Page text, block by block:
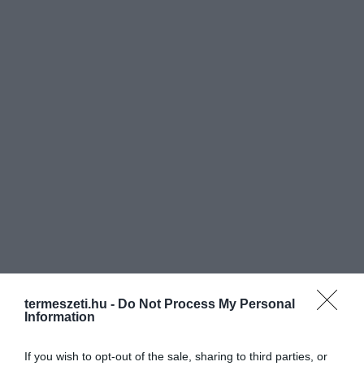
termeszeti.hu - Do Not Process My Personal
Information
If you wish to opt-out of the sale, sharing to third parties, or